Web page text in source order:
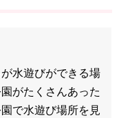
水遊びができる場
がたくさんあった
で水遊び場所を見